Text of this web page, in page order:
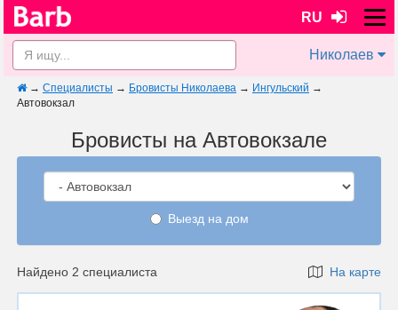
RU
Николаев
→ Специалисты → Бровисты Николаева → Ингульский →
Автовокзал
Бровисты на Автовокзале
Выезд на дом
Найдено 2 специалиста На карте